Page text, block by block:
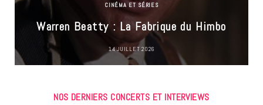
CINÉMA ET SÉRIES
Warren Beatty : La Fabrique du Himbo
14 JUILLET 2026
NOS DERNIERS CONCERTS ET INTERVIEWS